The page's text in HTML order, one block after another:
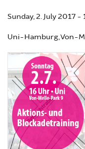
Sunday, 2. July 2017 -
Uni-Hamburg, Von-